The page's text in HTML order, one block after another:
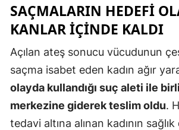
SAÇMALARIN HEDEFI
KANLAR IÇINDE KALDI
Açılan ateş sonucu vücudunun
saçma isabet eden kadın ağır
olayda kullandığı suç aleti ile
merkezine giderek teslim oldu.
tedavi altına alınan kadının